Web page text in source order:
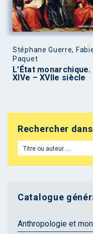
Stéphane Guerre,
Paquet
L’État monarchique.
XIVe – XVIIe siècle
Rechercher
Catalogue
Anthropologie et